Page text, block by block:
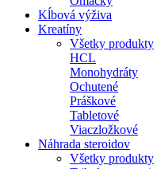
Kĺbová výživa
Kreatíny
Všetky produkty
HCL
Monohydráty
Ochutené
Práškové
Tabletové
Viaczložkové
Náhrada steroidov
Všetky produkty